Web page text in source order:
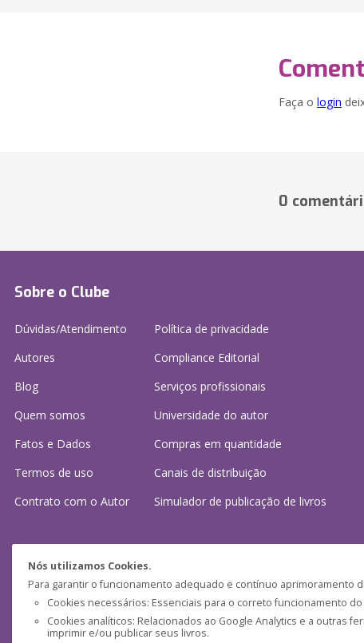
Nós utilizamos Cookies.
Para garantir o funcionamento adequado e contínuo aprimoramento
Cookies necessários: Essenciais para o correto funcionamento
Cookies analíticos: Relacionados ao Google Analytics e a outras
imprimir e/ou publicar seus livros.
Faça o login
0
Sobre o Clube
Dúvidas/Atendimento
Autores
Blog
Quem somos
Fatos e Dados
Termos de uso
Contrato com o Autor
Política de privacidade
Compliance Editorial
Serviços profissionais
Universidade do autor
Compras em quantidade
Canais de distribuição
Simulador de publicação de livros
Precisa de ajuda?
Perguntas frequentes
Fale conosco: (atendimento@clubedeautores.pt)